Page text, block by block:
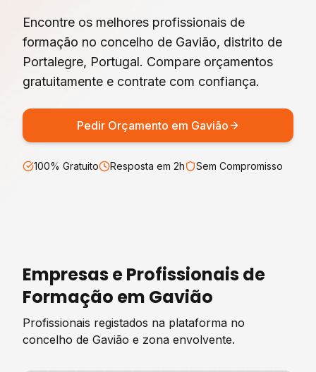
Encontre os melhores profissionais de
formação no concelho de Gavião, distrito de
Portalegre, Portugal. Compare orçamentos
gratuitamente e contrate com confiança.
Pedir Orçamento em Gavião
100% Gratuito Resposta em 2h Sem Compromisso
Empresas e Profissionais de
Formação em Gavião
Profissionais registados na plataforma no
concelho de Gavião e zona envolvente.